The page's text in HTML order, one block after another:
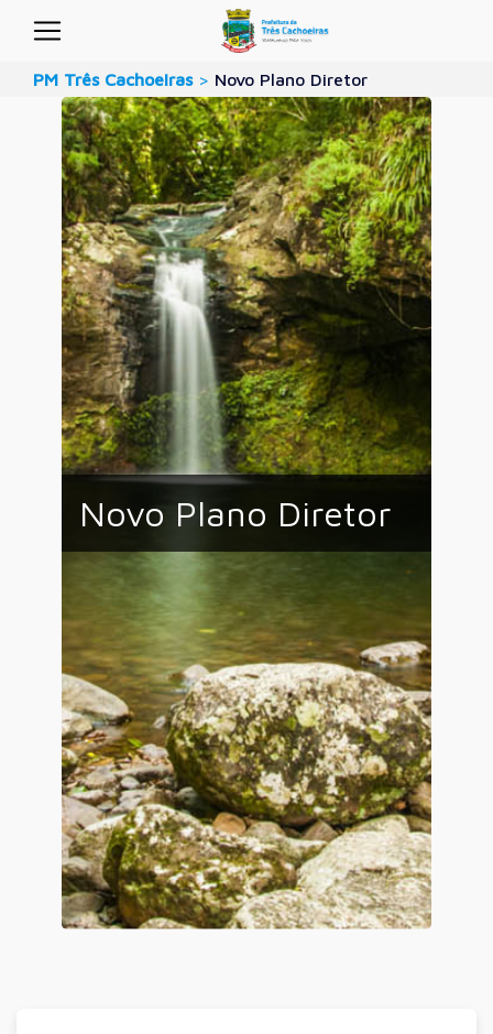
PM Três Cachoeiras > Novo Plano Diretor
Novo Plano Diretor